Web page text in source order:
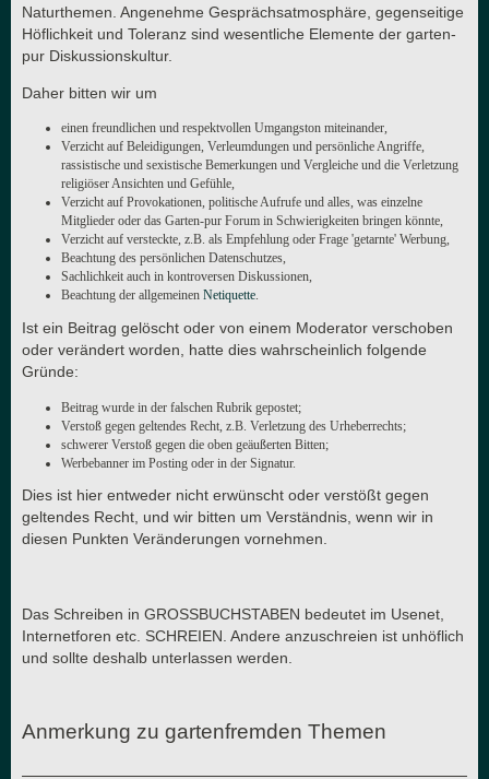
Naturthemen. Angenehme Gesprächsatmosphäre, gegenseitige
Höflichkeit und Toleranz sind wesentliche Elemente der garten-
pur Diskussionskultur.
Daher bitten wir um
einen freundlichen und respektvollen Umgangston miteinander,
Verzicht auf Beleidigungen, Verleumdungen und persönliche Angriffe,
rassistische und sexistische Bemerkungen und Vergleiche und die Verletzung
religiöser Ansichten und Gefühle,
Verzicht auf Provokationen, politische Aufrufe und alles, was einzelne
Mitglieder oder das Garten-pur Forum in Schwierigkeiten bringen könnte,
Verzicht auf versteckte, z.B. als Empfehlung oder Frage 'getarnte' Werbung,
Beachtung des persönlichen Datenschutzes,
Sachlichkeit auch in kontroversen Diskussionen,
Beachtung der allgemeinen Netiquette.
Ist ein Beitrag gelöscht oder von einem Moderator verschoben
oder verändert worden, hatte dies wahrscheinlich folgende
Gründe:
Beitrag wurde in der falschen Rubrik gepostet;
Verstoß gegen geltendes Recht, z.B. Verletzung des Urheberrechts;
schwerer Verstoß gegen die oben geäußerten Bitten;
Werbebanner im Posting oder in der Signatur.
Dies ist hier entweder nicht erwünscht oder verstößt gegen
geltendes Recht, und wir bitten um Verständnis, wenn wir in
diesen Punkten Veränderungen vornehmen.
Das Schreiben in GROSSBUCHSTABEN bedeutet im Usenet,
Internetforen etc. SCHREIEN. Andere anzuschreien ist unhöflich
und sollte deshalb unterlassen werden.
Anmerkung zu gartenfremden Themen